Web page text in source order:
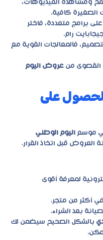
ومشاهدة الفيديوهات،
الصغيرة كافية.
برامج متعددة، فاختر
فالمعالجات القوية مع
القصوى من عروض اليوم
على
في موسم اليوم الوطني
العروض قبل اتخاذ القرار.
لمعرفة أقوى
أكثر من متجر.
بعد الشراء.
بالشكل الصحيح سيضمن لك